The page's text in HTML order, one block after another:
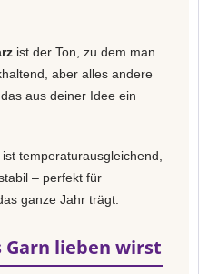
ist der Ton, zu dem man
aber alles andere
aus deiner Idee ein
temperaturausgleichend,
– perfekt für
ganze Jahr trägt.
Garn lieben wirst